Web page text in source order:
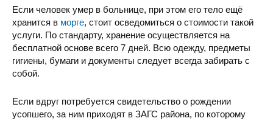
Если человек умер в больнице, при этом его тело ещё
хранится в морге, стоит осведомиться о стоимости такой
услуги. По стандарту, хранение осуществляется на
бесплатной основе всего 7 дней. Всю одежду, предметы
гигиены, бумаги и документы следует всегда забирать с
собой.
Если вдруг потребуется свидетельство о рождении
усопшего, за ним приходят в ЗАГС района, по которому